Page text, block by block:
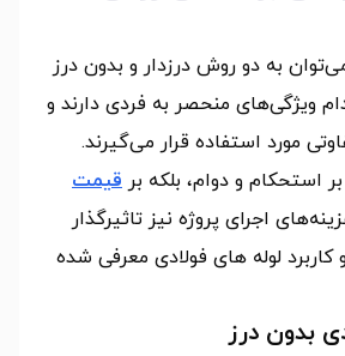
به دو روش درزدار و بدون درز
ویژگی‌های منحصر به فردی دارند و
مورد استفاده قرار می‌گیرند.
استحکام و دوام، بلکه بر قیمت
اجرای پروژه نیز تاثیرگذار
کاربرد لوله‌ های فولادی معرفی شده
بدون درز